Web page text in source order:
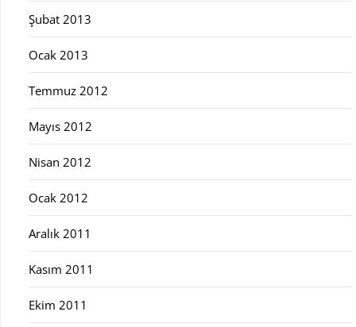
Şubat 2013
Ocak 2013
Temmuz 2012
Mayıs 2012
Nisan 2012
Ocak 2012
Aralık 2011
Kasım 2011
Ekim 2011